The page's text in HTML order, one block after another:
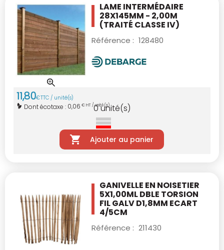
LAME INTERMÉDAIRE
28X145MM - 2,00M
(TRAITÉ CLASSE IV)
Référence : 128480
11,80€TTC / unité(s)
Dont écotaxe : 0,06 € HT / unité(s)
0unité(s)
Ajouter au panier
GANIVELLE EN NOISETIER
5X1,00MLDBLE TORSION
FIL GALV D1,8MM ECART
4/5CM
Référence : 211430